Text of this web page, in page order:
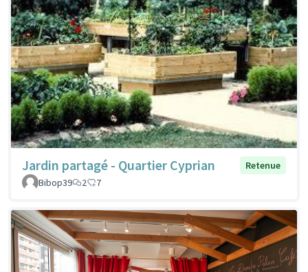
Jardin partagé - Quartier Cyprian
Retenue
Bibop39
2 7